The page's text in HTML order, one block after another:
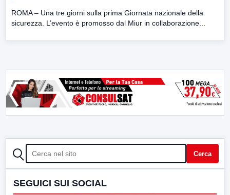
ROMA – Una tre giorni sulla prima Giornata nazionale della
sicurezza. L’evento è promosso dal Miur in collaborazione...
CERCA Cerca
SEGUICI SUI SOCIAL